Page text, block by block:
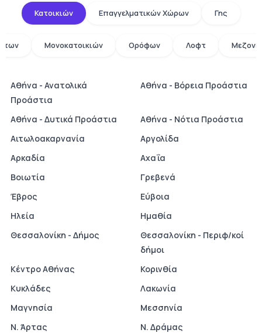
Κατοικιών Επαγγελματικών Χώρων Γης
Μονοκατοικιών Ορόφων Λοφτ
Αθήνα - Ανατολικά
Προάστια
Αθήνα - Βόρεια Προάστια
Αθήνα - Δυτικά Προάστια
Αθήνα - Νότια Προάστια
Αιτωλοακαρνανία
Αργολίδα
Αρκαδία
Αχαΐα
Βοιωτία
Γρεβενά
Έβρος
Εύβοια
Ηλεία
Ημαθία
Θεσσαλονίκη - Δήμος
Θεσσαλονίκη - Περιφ/κοί
δήμοι
Κέντρο Αθήνας
Κορινθία
Κυκλάδες
Λακωνία
Μαγνησία
Μεσσηνία
Ν. Άρτας
Ν. Δράμας